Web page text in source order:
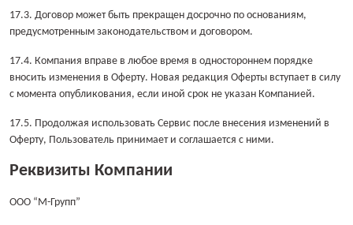
17.3. Договор может быть прекращен досрочно по основаниям,
предусмотренным законодательством и договором.
17.4. Компания вправе в любое время в одностороннем порядке
вносить изменения в Оферту. Новая редакция Оферты вступает в силу
с момента опубликования, если иной срок не указан Компанией.
17.5. Продолжая использовать Сервис после внесения изменений в
Оферту, Пользователь принимает и соглашается с ними.
Реквизиты Компании
ООО “М-Групп”